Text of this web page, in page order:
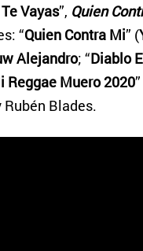
Vayas”, Quien
“Quien Contra Mi” (
Alejandro; “Diablo
Reggae Muero 2020
Blades.